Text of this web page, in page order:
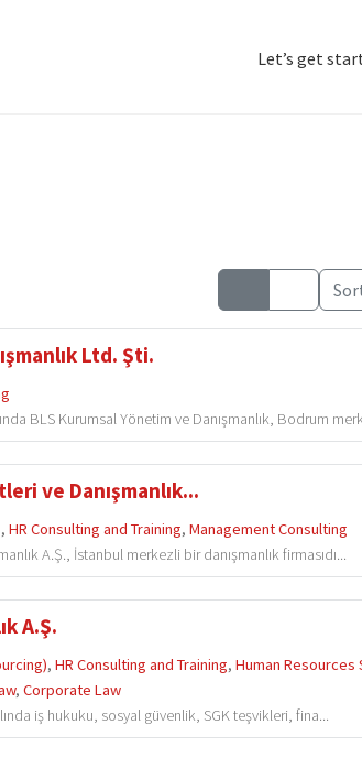
Let’s get
Ltd. Şti.
BLS Kurumsal Yönetim ve Danışmanlık, Bodrum
ve Danışmanlık...
,HR Consulting and Training,Management Consulting
A.Ş., İstanbul merkezli bir danışmanlık firmasıdı...
A.Ş.
,HR Consulting and Training,Human Resources
,Corporate Law
iş hukuku, sosyal güvenlik, SGK teşvikleri, fina...